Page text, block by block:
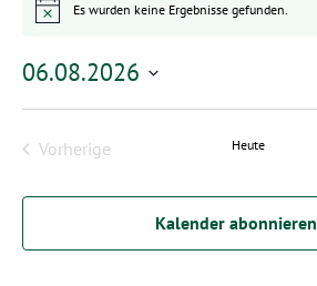
HinweisEs wurden keine Ergebnisse gefunden.
06.08.2026
Datum
Vorherige
Heute
Kalender abonnieren